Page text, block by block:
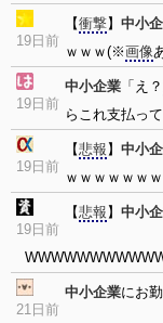
19日前
【衝撃】 中小
ｗｗｗ(※画像
19日前
中小企業 「え？
らこれ支払っ
19日前
【悲報 】 中小
ｗｗｗｗｗｗｗ
19日前
【悲報 】 中小
21日前
中小企業にお